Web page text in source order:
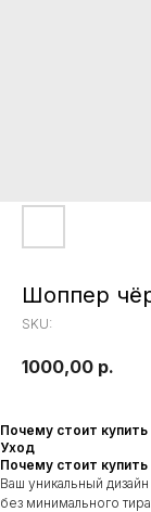
Шоппер
SKU:
1000,00 р.
Почему стоит купить
Уход
Почему стоит купить
Ваш уникальный
без минимального